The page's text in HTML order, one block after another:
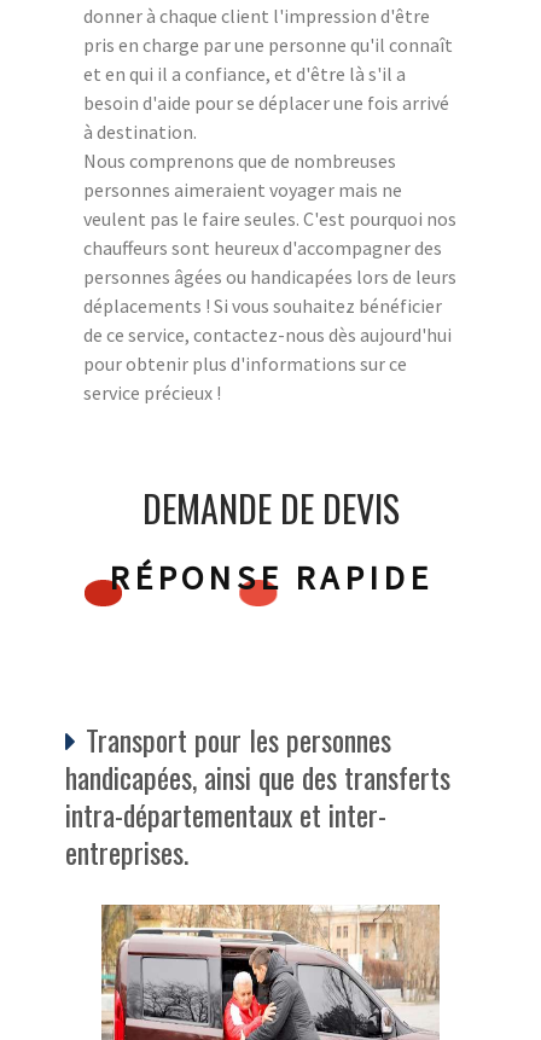
donner à chaque client l'impression d'être
pris en charge par une personne qu'il connaît
et en qui il a confiance, et d'être là s'il a
besoin d'aide pour se déplacer une fois arrivé
à destination.
Nous comprenons que de nombreuses
personnes aimeraient voyager mais ne
veulent pas le faire seules. C'est pourquoi nos
chauffeurs sont heureux d'accompagner des
personnes âgées ou handicapées lors de leurs
déplacements ! Si vous souhaitez bénéficier
de ce service, contactez-nous dès aujourd'hui
pour obtenir plus d'informations sur ce
service précieux !
DEMANDE DE DEVIS
RÉPONSE RAPIDE
Transport pour les personnes
handicapées, ainsi que des transferts
intra-départementaux et inter-
entreprises.